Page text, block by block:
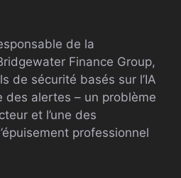
de la
Finance Group,
de sécurité basés sur l’IA
des alertes – un problème
et l’une des
professionnel